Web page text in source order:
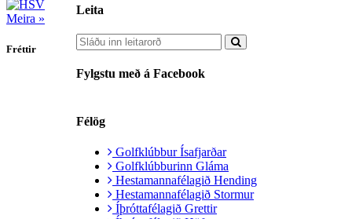
Leita
Fylgstu með á Facebook
Félög
Golfklúbbur Ísafjarðar
Golfklúbburinn Gláma
Hestamannafélagið Hending
Hestamannafélagið Stormur
Íþróttafélagið Grettir
Meira »
Fréttir